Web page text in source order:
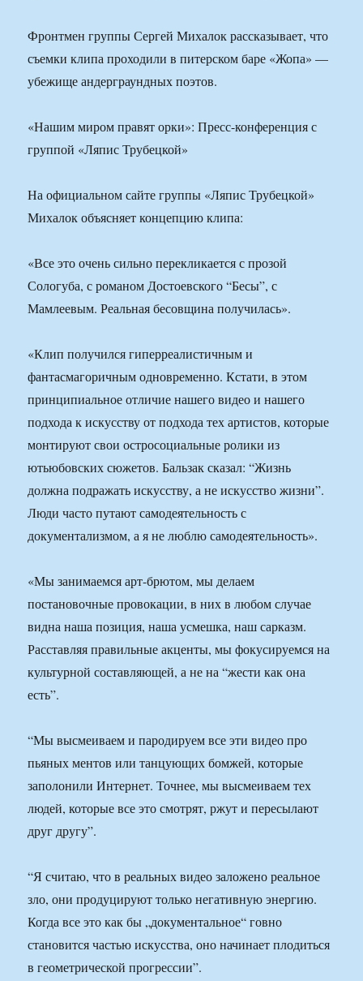
Фронтмен группы Сергей Михалок рассказывает, что
съемки клипа проходили в питерском баре «Жопа» —
убежище андерграундных поэтов.
«Нашим миром правят орки»: Пресс-конференция с
группой «Ляпис Трубецкой»
На официальном сайте группы «Ляпис Трубецкой»
Михалок объясняет концепцию клипа:
«Все это очень сильно перекликается с прозой
Сологуба, с романом Достоевского “Бесы”, с
Мамлеевым. Реальная бесовщина получилась».
«Клип получился гиперреалистичным и
фантасмагоричным одновременно. Кстати, в этом
принципиальное отличие нашего видео и нашего
подхода к искусству от подхода тех артистов, которые
монтируют свои остросоциальные ролики из
ютьюбовских сюжетов. Бальзак сказал: “Жизнь
должна подражать искусству, а не искусство жизни”.
Люди часто путают самодеятельность с
документализмом, а я не люблю самодеятельность».
«Мы занимаемся арт-брютом, мы делаем
постановочные провокации, в них в любом случае
видна наша позиция, наша усмешка, наш сарказм.
Расставляя правильные акценты, мы фокусируемся на
культурной составляющей, а не на “жести как она
есть”.
“Мы высмеиваем и пародируем все эти видео про
пьяных ментов или танцующих бомжей, которые
заполонили Интернет. Точнее, мы высмеиваем тех
людей, которые все это смотрят, ржут и пересылают
друг другу”.
“Я считаю, что в реальных видео заложено реальное
зло, они продуцируют только негативную энергию.
Когда все это как бы „документальное“ говно
становится частью искусства, оно начинает плодиться
в геометрической прогрессии”.